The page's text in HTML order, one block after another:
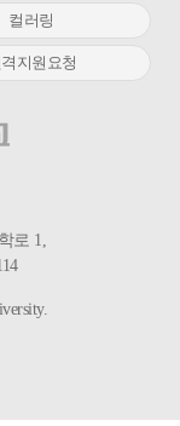
컬러링
지원요청
로 1,